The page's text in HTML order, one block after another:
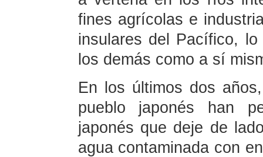
fines agrícolas e
insulares del Pacífico,
los demás como a sí
En los últimos dos
pueblo japonés han
japonés que deje de
agua contaminada con